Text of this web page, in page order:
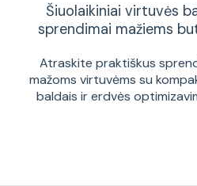
Šiuolaikiniai virtuvės
sprendimai mažiems
Atraskite praktiškus
mažoms virtuvėms su
baldais ir erdvės